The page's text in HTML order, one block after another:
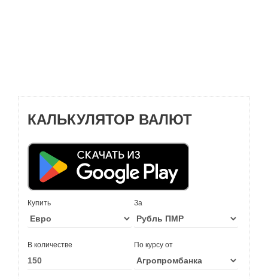
КАЛЬКУЛЯТОР ВАЛЮТ
Купить За
В количестве По курсу от